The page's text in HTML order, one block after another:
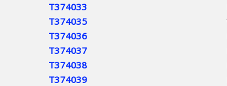
T374033
T374035
T374036
T374037
T374038
T374039